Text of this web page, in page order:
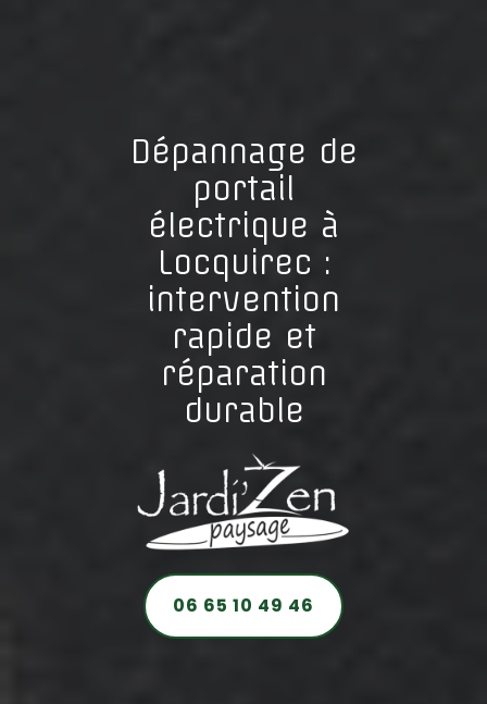
Dépannage de
portail
électrique à
Locquirec :
intervention
rapide et
réparation
durable
06 65 10 49 46